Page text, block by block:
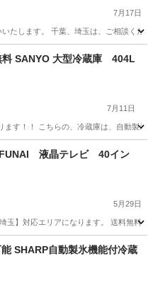
7月17日
たします。 千葉、埼玉は、ご相談く
ショップ
D6m2f2送料設置無料 SANYO 大型冷蔵庫 404L
7月11日
す！！ こちらの、冷蔵庫は、自動製氷
ショップ
液晶テレビ 40イン
5月29日
】対応エリアになります。 送料無料
FUNAI
冷蔵